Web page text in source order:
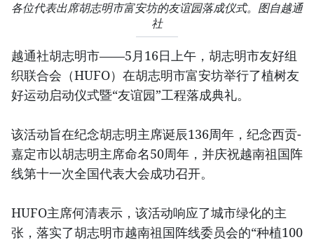
各位代表出席胡志明市富安坊的友谊园落成仪式。图自越通
社
越通社胡志明市——5月16日上午，胡志明市友好组
织联合会（HUFO）在胡志明市富安坊举行了植树友
好运动启动仪式暨“友谊园”工程落成典礼。
该活动旨在纪念胡志明主席诞辰136周年，纪念西贡-
嘉定市以胡志明主席命名50周年，并庆祝越南祖国阵
线第十一次全国代表大会成功召开。
HUFO主席何清表示，该活动响应了城市绿化的主
张，落实了胡志明市越南祖国阵线委员会的“种植100